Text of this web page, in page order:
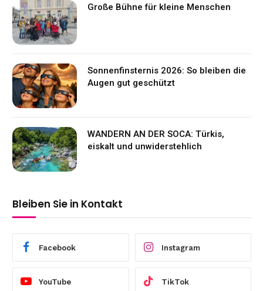
Große Bühne für kleine Menschen
Sonnenfinsternis 2026: So bleiben die
Augen gut geschützt
WANDERN AN DER SOCA: Türkis,
eiskalt und unwiderstehlich
Bleiben Sie in Kontakt
Facebook Instagram
YouTube TikTok